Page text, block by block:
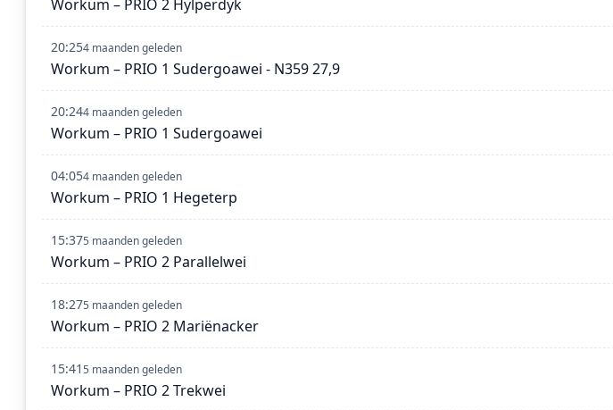
Workum – PRIO 2 Hylperdyk
20:254 maanden geleden
Workum – PRIO 1 Sudergoawei - N359 27,9
20:244 maanden geleden
Workum – PRIO 1 Sudergoawei
04:054 maanden geleden
Workum – PRIO 1 Hegeterp
15:375 maanden geleden
Workum – PRIO 2 Parallelwei
18:275 maanden geleden
Workum – PRIO 2 Mariënacker
15:415 maanden geleden
Workum – PRIO 2 Trekwei